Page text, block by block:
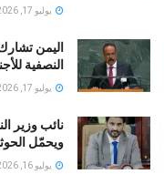
يوليو 17, 2026
اليمن
النصفية
يوليو 17, 2026
نائب وزير
ويحمّل
يوليو 16, 2026